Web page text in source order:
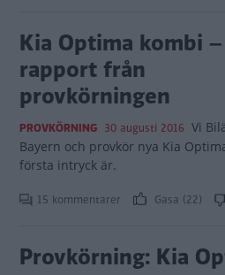
Kia Optima kombi –
rapport från
provkörningen
PROVKÖRNING 30 augusti 2016 Vi
Bayern och provkör nya Kia
första intryck är.
15 kommentarer Gasa (22)
Provkörning: Kia